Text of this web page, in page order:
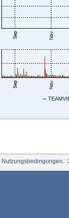
–
Nutzungsbedingungen.